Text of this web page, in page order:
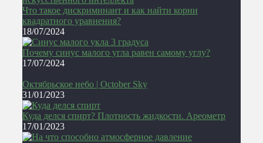
Что такое дискриминант и как найти корни
квадратного уравнения?
18/07/2024
Почему синус малого угла равен самому углу?
17/07/2024
Октябрьское небо | October Sky
31/01/2023
Куда делся спирт? Плотность жидкости. Ареометр
17/01/2023